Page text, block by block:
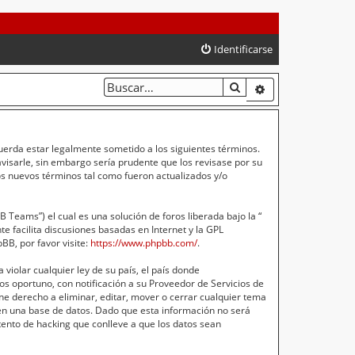
Identificarse
BUSCAR
estar legalmente sometido a los siguientes términos.
sin embargo sería prudente que los revisase por su
nuevos términos tal como fueron actualizados y/o
Teams”) el cual es una solución de foros liberada bajo la “
facilita discusiones basadas en Internet y la GPL
por favor visite: https://www.phpbb.com/.
cualquier ley de su país, el país donde
oportuno, con notificación a su Proveedor de Servicios de
derecho a eliminar, editar, mover o cerrar cualquier tema
base de datos. Dado que esta información no será
de hacking que conlleve a que los datos sean